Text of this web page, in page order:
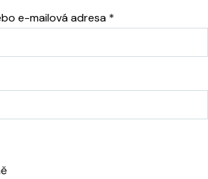
e-mailová adresa *